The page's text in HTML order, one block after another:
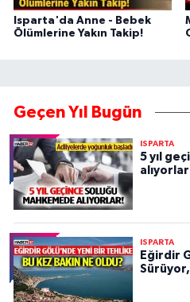
Isparta'da Anne - Bebek
Ölümlerine Yakın Takip!
Geçen Yıl Bugün
ISPARTA
5 yıl
ISPARTA
Eğirdir